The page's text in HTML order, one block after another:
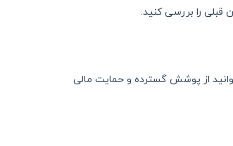
را بررسی کنید.
از پوشش گسترده و حمایت مالی